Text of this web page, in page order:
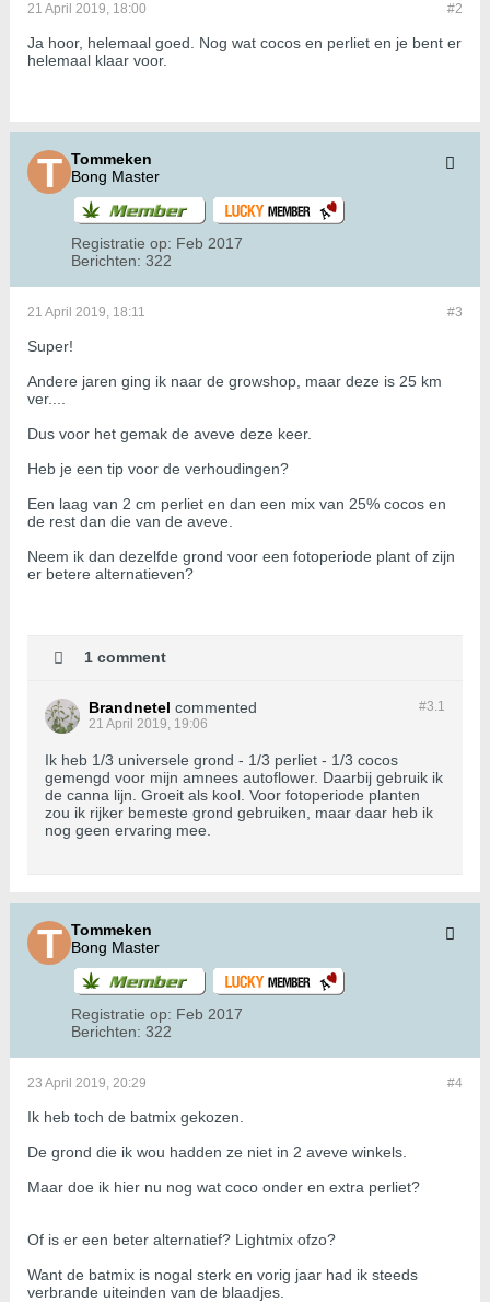
#2
21 April 2019, 18:00
Ja hoor, helemaal goed. Nog wat cocos en perliet en je bent er
helemaal klaar voor.
Tommeken
Bong Master
Registratie op: Feb 2017
Berichten: 322
#3
21 April 2019, 18:11
Super!
Andere jaren ging ik naar de growshop, maar deze is 25 km
ver....
Dus voor het gemak de aveve deze keer.
Heb je een tip voor de verhoudingen?
Een laag van 2 cm perliet en dan een mix van 25% cocos en
de rest dan die van de aveve.
Neem ik dan dezelfde grond voor een fotoperiode plant of zijn
er betere alternatieven?
1 comment
#3.1
Brandnetel commented
21 April 2019, 19:06
Ik heb 1/3 universele grond - 1/3 perliet - 1/3 cocos
gemengd voor mijn amnees autoflower. Daarbij gebruik ik
de canna lijn. Groeit als kool. Voor fotoperiode planten
zou ik rijker bemeste grond gebruiken, maar daar heb ik
nog geen ervaring mee.
Tommeken
Bong Master
Registratie op: Feb 2017
Berichten: 322
#4
23 April 2019, 20:29
Ik heb toch de batmix gekozen.
De grond die ik wou hadden ze niet in 2 aveve winkels.
Maar doe ik hier nu nog wat coco onder en extra perliet?
Of is er een beter alternatief? Lightmix ofzo?
Want de batmix is nogal sterk en vorig jaar had ik steeds
verbrande uiteinden van de blaadjes.